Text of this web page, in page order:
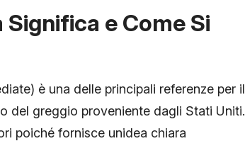
Significa e Come Si
è una delle principali referenze per il
del greggio proveniente dagli Stati Uniti.
poiché fornisce unidea chiara